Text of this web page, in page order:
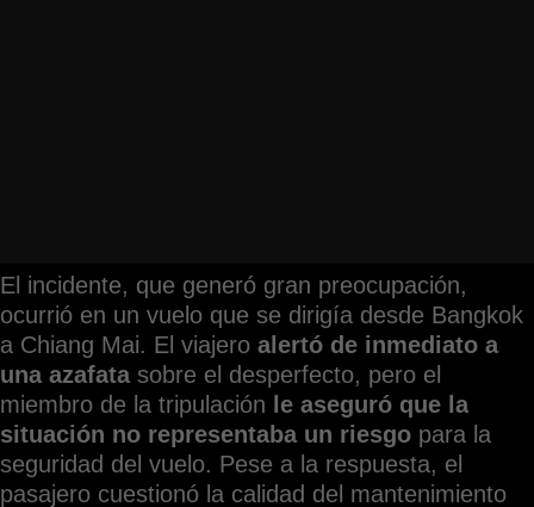
El incidente, que generó gran preocupación,
ocurrió en un vuelo que se dirigía desde Bangkok
a Chiang Mai. El viajero alertó de inmediato a
una azafata sobre el desperfecto, pero el
miembro de la tripulación
le aseguró que la
situación no representaba un riesgo para la
seguridad del vuelo. Pese a la respuesta, el
pasajero cuestionó la calidad del mantenimiento